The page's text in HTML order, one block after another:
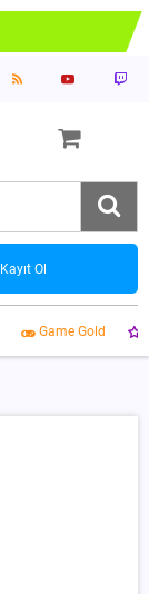
Kayıt Ol
Game Gold